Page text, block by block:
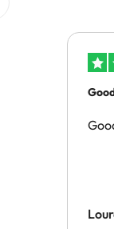
Good
Good